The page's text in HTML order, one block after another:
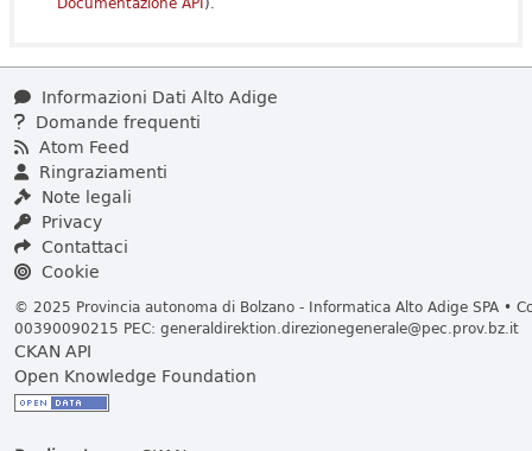
Informazioni Dati Alto Adige
Domande frequenti
Atom Feed
Ringraziamenti
Note legali
Privacy
Contattaci
Cookie
© 2025 Provincia autonoma di Bolzano - Informatica Alto Adige SPA •
00390090215 PEC: generaldirektion.direzionegenerale@pec.prov.bz.it
CKAN API
Open Knowledge Foundation